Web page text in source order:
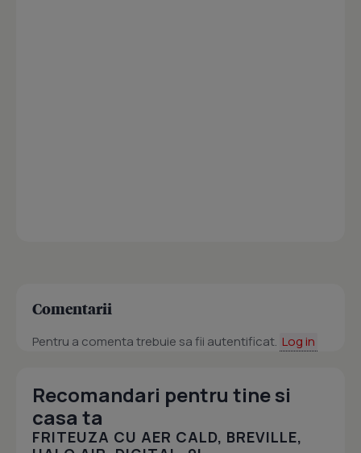
Comentarii
Pentru a comenta trebuie sa fii autentificat. Log in
Recomandari pentru tine si
casa ta
FRITEUZA CU AER CALD, BREVILLE,